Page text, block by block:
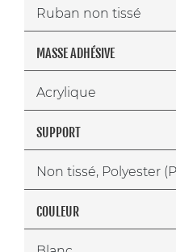
Ruban non tissé
MASSE ADHÉSIVE
Acrylique
SUPPORT
Non tissé, Polyester
COULEUR